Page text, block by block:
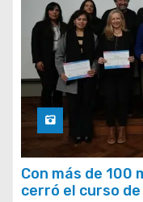
Con más de
cerró el curso